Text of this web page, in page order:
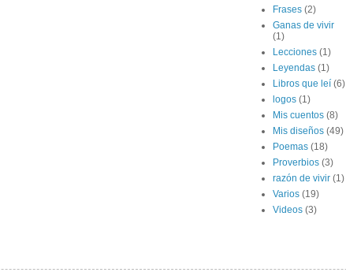
Frases (2)
Ganas de vivir
(1)
Lecciones (1)
Leyendas (1)
Libros que leí (6)
logos (1)
Mis cuentos (8)
Mis diseños (49)
Poemas (18)
Proverbios (3)
razón de vivir (1)
Varios (19)
Videos (3)